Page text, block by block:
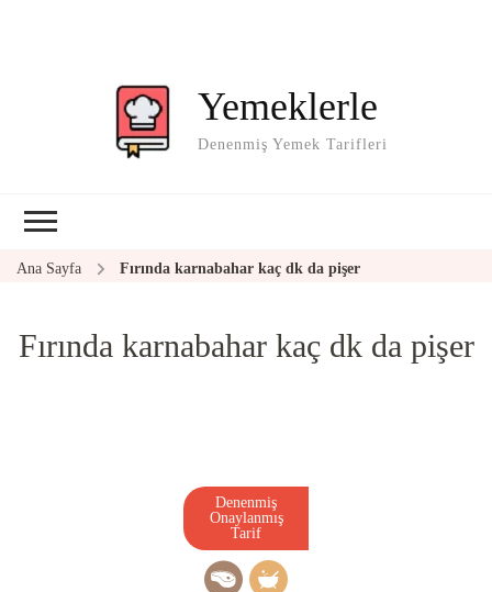
Yemeklerle
Denenmiş Yemek Tarifleri
Ana Sayfa Fırında karnabahar kaç dk da pişer
Fırında karnabahar kaç dk da pişer
Denenmiş
Onaylanmış
Tarif